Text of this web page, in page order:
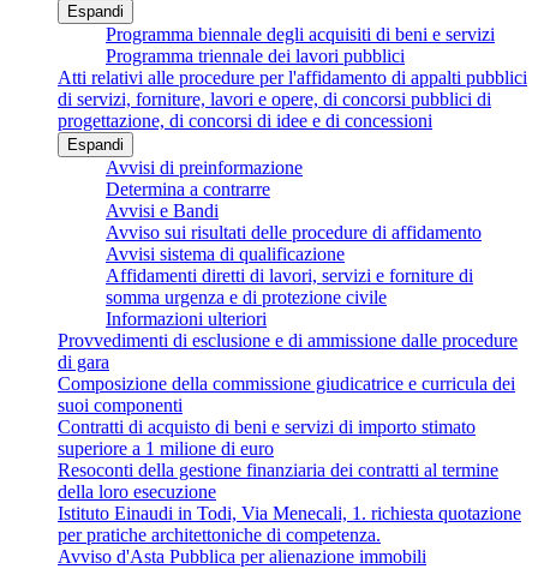
Espandi
Programma biennale degli acquisiti di beni e servizi
Programma triennale dei lavori pubblici
Atti relativi alle procedure per l'affidamento di appalti pubblici
di servizi, forniture, lavori e opere, di concorsi pubblici di
progettazione, di concorsi di idee e di concessioni
Espandi
Avvisi di preinformazione
Determina a contrarre
Avvisi e Bandi
Avviso sui risultati delle procedure di affidamento
Avvisi sistema di qualificazione
Affidamenti diretti di lavori, servizi e forniture di
somma urgenza e di protezione civile
Informazioni ulteriori
Provvedimenti di esclusione e di ammissione dalle procedure
di gara
Composizione della commissione giudicatrice e curricula dei
suoi componenti
Contratti di acquisto di beni e servizi di importo stimato
superiore a 1 milione di euro
Resoconti della gestione finanziaria dei contratti al termine
della loro esecuzione
Istituto Einaudi in Todi, Via Menecali, 1. richiesta quotazione
per pratiche architettoniche di competenza.
Avviso d'Asta Pubblica per alienazione immobili